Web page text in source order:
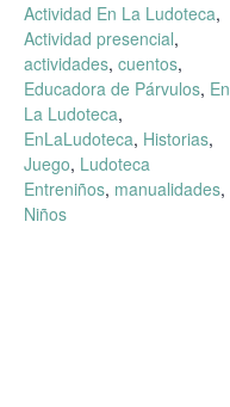
Actividad En La Ludoteca,
Actividad presencial,
actividades, cuentos,
Educadora de Párvulos, En
La Ludoteca,
EnLaLudoteca, Historias,
Juego, Ludoteca
Entreniños, manualidades,
Niños